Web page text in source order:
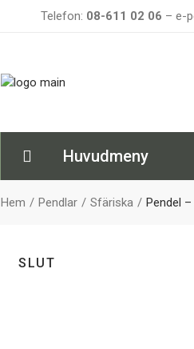
Telefon: 08-611 02 06 – e-
Huvudmeny
Hem Pendlar Sfäriska Pendel
SLUT